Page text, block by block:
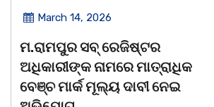
March 14, 2026
ଚିତାବାଘ ର ନଖ ଜବତ ତିନି ଯୁବକ
ଗିରଫ ଓ କୋର୍ଟ ଚାଲାଣ
କଳାହାଣ୍ଡି,୧୪|୩(ପ୍ୟାରିଲାଲ ଦୁର୍ଗା ଙ୍କ